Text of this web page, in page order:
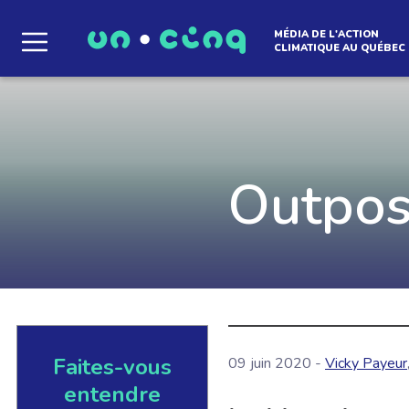
Le média qui
Que des solutions concrètes et inspirantes.
EN SAVOIR +
MÉDIA DE L'ACTION
CLIMATIQUE AU QUÉBEC
Faites-vous
entendre
09 juin 2020 - Vicky Payeur,